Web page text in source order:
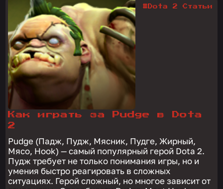
Как играть за Pudge в Dota
2
Pudge (Падж, Пудж, Мясник, Пудге, Жирный,
Мясо, Hook) — самый популярный герой Dota 2.
Пудж требует не только понимания игры, но и
умения быстро реагировать в сложных
ситуациях. Герой сложный, но многое зависит от
#Dota 2 Статьи